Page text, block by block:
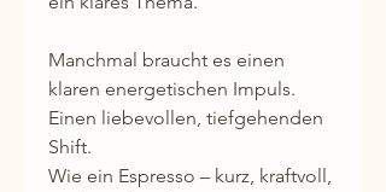
Manchmal braucht es einen
klaren energetischen Impuls.
Einen liebevollen, tiefgehenden
Shift.
Wie ein Espresso – kurz, kraftvoll,